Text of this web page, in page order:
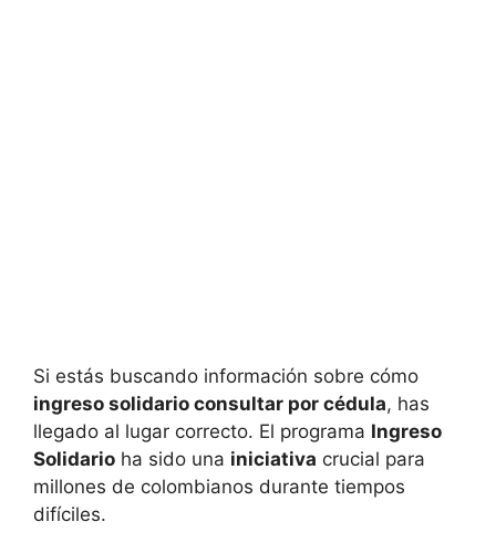
Si estás buscando información sobre cómo
ingreso solidario consultar por cédula, has
llegado al lugar correcto. El programa Ingreso
Solidario ha sido una iniciativa crucial para
millones de colombianos durante tiempos
difíciles.